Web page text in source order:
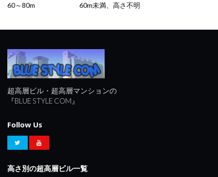
60～80m
60m未満、高さ不明
超高層ビル・超高層マンションの
『BLUE STYLE COM』
Follow Us
高さ別の超高層ビル一覧